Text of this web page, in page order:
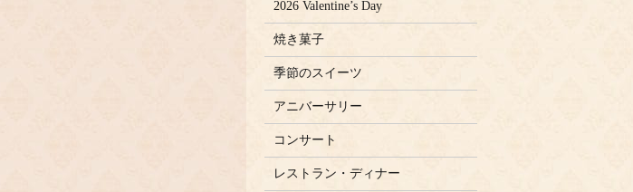
2026 Valentine’s Day
焼き菓子
季節のスイーツ
アニバーサリー
コンサート
レストラン・ディナー